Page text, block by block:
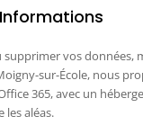
vos données,
sur-École, nous
365, avec un
les aléas.